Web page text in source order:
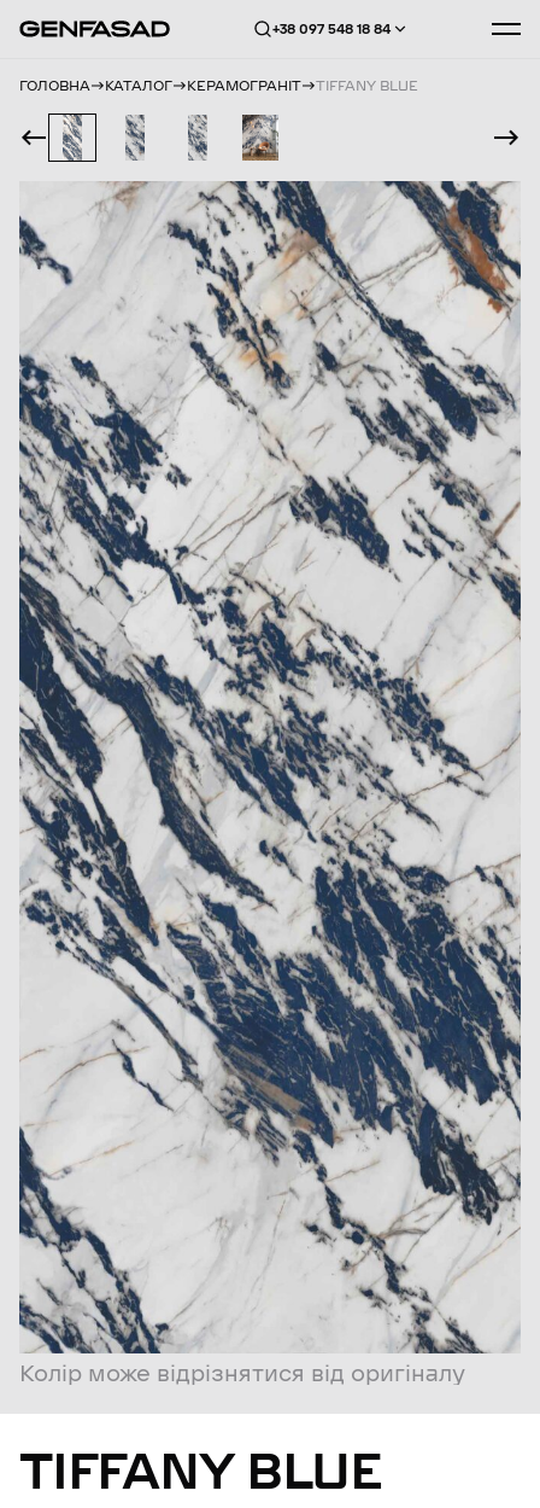
+38 097 548 18 84
ГОЛОВНА КАТАЛОГ КЕРАМОГРАНІТ TIFFANY BLUE
Колір може відрізнятися від оригіналу
TIFFANY BLUE